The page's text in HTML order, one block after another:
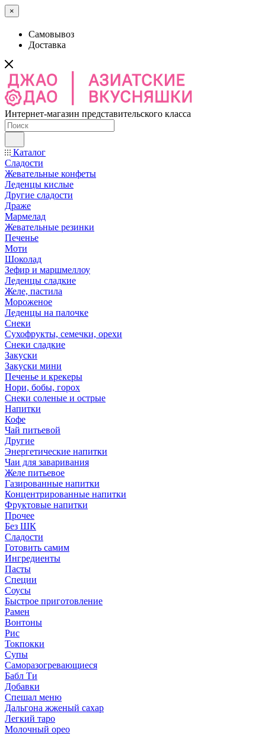
×
Самовывоз
Доставка
Интернет-магазин представительского класса
Каталог
Сладости
Жевательные конфеты
Леденцы кислые
Другие сладости
Драже
Мармелад
Жевательные резинки
Печенье
Моти
Шоколад
Зефир и маршмеллоу
Леденцы сладкие
Желе, пастила
Мороженое
Леденцы на палочке
Снеки
Сухофрукты, семечки, орехи
Снеки сладкие
Закуски
Закуски мини
Печенье и крекеры
Нори, бобы, горох
Снеки соленые и острые
Напитки
Кофе
Чай питьевой
Другие
Энергетические напитки
Чаи для заваривания
Желе питьевое
Газированные напитки
Концентрированные напитки
Фруктовые напитки
Прочее
Без ШК
Сладости
Готовить самим
Ингредиенты
Пасты
Специи
Соусы
Быстрое приготовление
Рамен
Вонтоны
Рис
Токпокки
Супы
Саморазогревающиеся
Бабл Ти
Добавки
Спешал меню
Дальгона жженый сахар
Легкий таро
Молочный орео